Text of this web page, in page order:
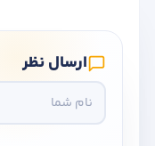
ارسال نظر